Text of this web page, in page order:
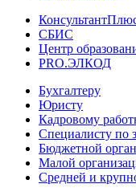
СБИС
Центр
PRO.ЭЛКОД
Бухгалтеру
Юристу
Кадровому
Специалисту по
Бюджетной
Малой
Средней и